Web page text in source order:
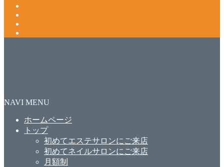
NAVI MENU
ホームページ
トップ
初めてエステサロンにご来店
初めてネイルサロンにご来店
月額制